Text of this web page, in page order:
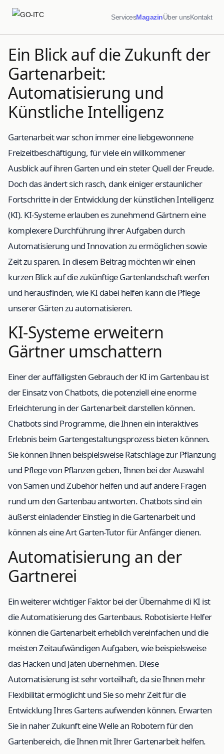
ServicesMagazinÜber unsKontakt
Ein Blick auf die Zukunft der
Gartenarbeit:
Automatisierung und
Künstliche Intelligenz
Gartenarbeit war schon immer eine liebgewonnene
Freizeitbeschäftigung, für viele ein willkommener
Ausblick auf ihren Garten und ein steter Quell der Freude.
Doch das ändert sich rasch, dank einiger erstaunlicher
Fortschritte in der Entwicklung der künstlichen Intelligenz
(KI). KI-Systeme erlauben es zunehmend Gärtnern eine
komplexere Durchführung ihrer Aufgaben durch
Automatisierung und Innovation zu ermöglichen sowie
Zeit zu sparen. In diesem Beitrag möchten wir einen
kurzen Blick auf die zukünftige Gartenlandschaft werfen
und herausfinden, wie KI dabei helfen kann die Pflege
unserer Gärten zu automatisieren.
KI-Systeme erweitern
Gärtner umschattern
Einer der auffälligsten Gebrauch der KI im Gartenbau ist
der Einsatz von Chatbots, die potenziell eine enorme
Erleichterung in der Gartenarbeit darstellen können.
Chatbots sind Programme, die Ihnen ein interaktives
Erlebnis beim Gartengestaltungsprozess bieten können.
Sie können Ihnen beispielsweise Ratschläge zur Pflanzung
und Pflege von Pflanzen geben, Ihnen bei der Auswahl
von Samen und Zubehör helfen und auf andere Fragen
rund um den Gartenbau antworten. Chatbots sind ein
äußerst einladender Einstieg in die Gartenarbeit und
können als eine Art Garten-Tutor für Anfänger dienen.
Automatisierung an der
Gartnerei
Ein weiterer wichtiger Faktor bei der Übernahme di KI ist
die Automatisierung des Gartenbaus. Robotisierte Helfer
können die Gartenarbeit erheblich vereinfachen und die
meisten Zeitaufwändigen Aufgaben, wie beispielsweise
das Hacken und Jäten übernehmen. Diese
Automatisierung ist sehr vorteilhaft, da sie Ihnen mehr
Flexibilität ermöglicht und Sie so mehr Zeit für die
Entwicklung Ihres Gartens aufwenden können. Erwarten
Sie in naher Zukunft eine Welle an Robotern für den
Gartenbereich, die Ihnen mit Ihrer Gartenarbeit helfen.